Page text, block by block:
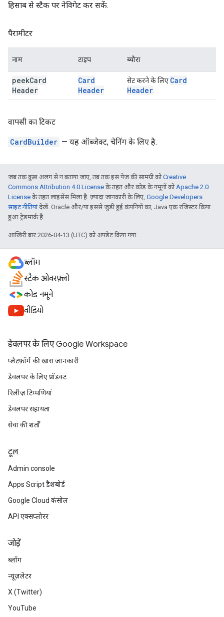
हिसाब से स्टैक पर नेविगेट कर सकें.
पैरामीटर
नाम टाइप ब्यौरा
peekCard
Header
Card
Header
सेट करने के लिए Card
Header
वापसी का टिकट
CardBuilder — यह ऑब्जेक्ट, चेनिंग के लिए है.
जब तक कुछ अलग से न बताया जाए, तब तक इस पेज की सामग्री कोCreative
Commons Attribution 4.0 License के तहत और कोड के नमूनों कोApache 2.0
License के तहत लाइसेंस मिला है. ज़्यादा जानकारी के लिए, Google Developers
साइट नीतियांदेखें. Oracle और/या इससे जुड़ी हुई कंपनियों का, Java एक रजिस्टर किया
हुआ ट्रेडमार्क है.
आखिरी बार 2026-04-13 (UTC) को अपडेट किया गया.
ब्लॉग
स्टैक ओवरफ़्लो
कोड नमूने
वीडियो
डेवलपर के लिए Google Workspace
प्लैटफ़ॉर्म की खास जानकारी
डेवलपर के लिए प्रॉडक्ट
रिलीज़ टिप्पणियां
डेवलपर सहायता
सेवा की शर्तों
टूल
Admin console
Apps Script डैशबोर्ड
Google Cloud कंसोल
API एक्सप्लोरर
जोड़ें
ब्लॉग
न्यूज़लेटर
X (Twitter)
YouTube